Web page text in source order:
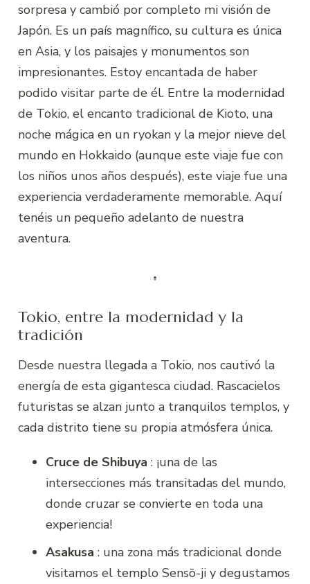
sorpresa y cambió por completo mi visión de
Japón. Es un país magnífico, su cultura es única
en Asia, y los paisajes y monumentos son
impresionantes. Estoy encantada de haber
podido visitar parte de él. Entre la modernidad
de Tokio, el encanto tradicional de Kioto, una
noche mágica en un ryokan y la mejor nieve del
mundo en Hokkaido (aunque este viaje fue con
los niños unos años después), este viaje fue una
experiencia verdaderamente memorable. Aquí
tenéis un pequeño adelanto de nuestra
aventura.
Tokio, entre la modernidad y la
tradición
Desde nuestra llegada a Tokio, nos cautivó la
energía de esta gigantesca ciudad. Rascacielos
futuristas se alzan junto a tranquilos templos, y
cada distrito tiene su propia atmósfera única.
Cruce de Shibuya : ¡una de las
intersecciones más transitadas del mundo,
donde cruzar se convierte en toda una
experiencia!
Asakusa : una zona más tradicional donde
visitamos el templo Sensō-ji y degustamos